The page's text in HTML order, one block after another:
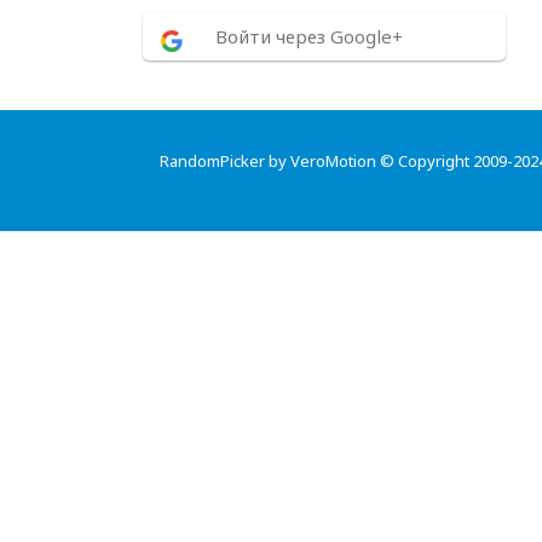
Войти через Google+
RandomPicker by VeroMotion © Copyright 2009-